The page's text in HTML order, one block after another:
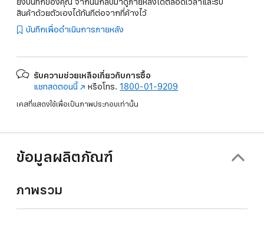
สินค้าด้วยตัวเองได้ทันทีต่อจากที่ค้างไว้
บันทึกเพื่อดำเนินการภายหลัง
รับความช่วยเหลือเกี่ยวกับการซื้อ
แชทสดตอนนี้(เปิด
หน้าต่าง
หรือโทร. 1800-01-9209
เคสที่แสดงใช้เพื่อเป็นภาพประกอบเท่านั้น
ข้อมูลผลิตภัณฑ์
ภาพรวม